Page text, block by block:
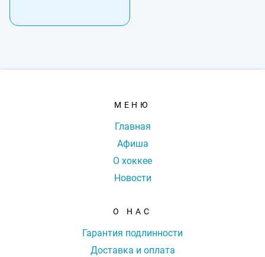
МЕНЮ
Главная
Афиша
О хоккее
Новости
О НАС
Гарантия подлинности
Доставка и оплата